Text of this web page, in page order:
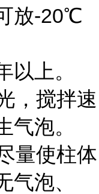
放-20℃
上。
，搅拌速
气泡。
量使柱体
泡、